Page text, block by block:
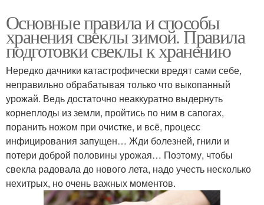
Основные правила и способы
хранения свеклы зимой. Правила
подготовки свеклы к хранению
Нередко дачники катастрофически вредят сами себе,
неправильно обрабатывая только что выкопанный
урожай. Ведь достаточно неаккуратно выдернуть
корнеплоды из земли, пройтись по ним в сапогах,
поранить ножом при очистке, и всё, процесс
инфицирования запущен… Жди болезней, гнили и
потери доброй половины урожая… Поэтому, чтобы
свекла радовала до нового лета, надо учесть несколько
нехитрых, но очень важных моментов.